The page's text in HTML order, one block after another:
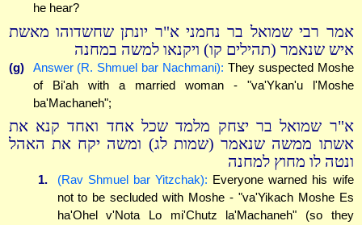
he hear?
אמר רבי שמואל בר נחמני א"ר יונתן שחשדוהו מאשת
איש שנאמר (תהילים קו) ויקנאו למשה במחנה
(g) Answer (R. Shmuel bar Nachmani): They suspected Moshe
of Bi'ah with a married woman - "va'Ykan'u l'Moshe
ba'Machaneh";
א"ר שמואל בר יצחק מלמד שכל אחד ואחד קנא את
אשתו ממשה שנאמר (שמות לג) ומשה יקח את האהל
ונטה לו מחוץ למחנה
1. (Rav Shmuel bar Yitzchak): Everyone warned his wife
not to be secluded with Moshe - "va'Yikach Moshe Es
ha'Ohel v'Nota Lo mi'Chutz la'Machaneh" (so they